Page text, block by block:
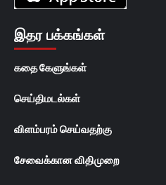
இதர பக்கங்கள்
கதை கேளுங்கள்
செய்திமடல்கள்
விளம்பரம் செய்வதற்கு
சேவைக்கான விதிமுறை